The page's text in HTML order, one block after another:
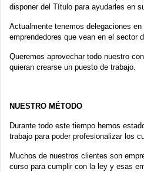
disponer del Título para ayudarles en
Actualmente tenemos delegaciones
emprendedores que vean en el sector
Queremos aprovechar todo nuestro
quieran crearse un puesto de trabajo.
NUESTRO MÉTODO
Durante todo este tiempo hemos
trabajo para poder profesionalizar los
Muchos de nuestros clientes son
curso para cumplir con la ley y esas